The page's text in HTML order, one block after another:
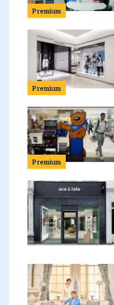
Premium
Premium
Premium